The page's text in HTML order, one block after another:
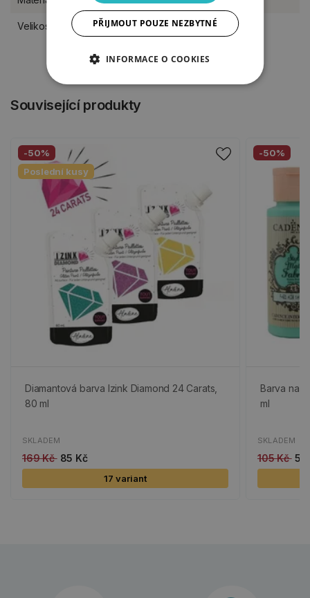
Velikost šablony 28 x 28 cm
Související produkty
-50%
Poslední kusy
Diamantová barva Izink Diamond 24 Carats,
80 ml
SKLADEM
169 Kč 85 Kč
17 variant
-50%
Barva na
ml
SKLADEM
105 Kč 53
PŘIJMOUT POUZE NEZBYTNÉ
INFORMACE O COOKIES